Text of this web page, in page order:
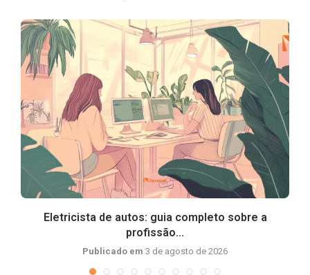
Eletricista de autos: guia completo sobre a
profissão...
Publicado em 3 de agosto de 2026